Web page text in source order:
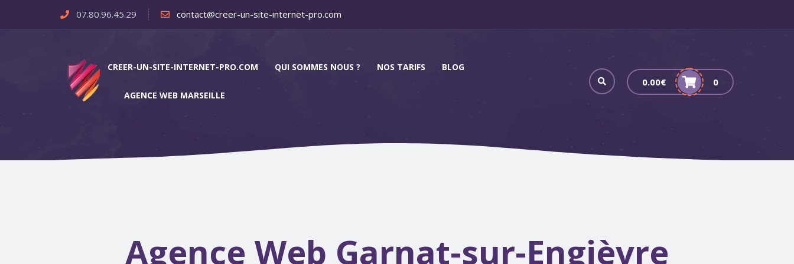
07.80.96.45.29 contact@creer-un-site-internet-pro.com
CREER-UN-SITE-INTERNET-PRO.COM QUI SOMMES NOUS ? NOS TARIFS BLOG
AGENCE WEB MARSEILLE
0.00€ 0
Agence Web Garnat-sur-Engièvre